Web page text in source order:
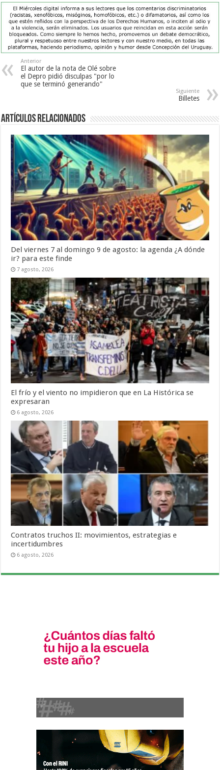
Anterior
El autor de la nota de Olé sobre
el Depro pidió disculpas "por lo
que se terminó generando"
Siguiente
Billetes
Artículos Relacionados
Del viernes 7 al domingo 9 de agosto: la agenda ¿A dónde
ir? para este finde
7 agosto, 2026
El frío y el viento no impidieron que en La Histórica se
expresaran
6 agosto, 2026
Contratos truchos II: movimientos, estrategias e
incertidumbres
6 agosto, 2026